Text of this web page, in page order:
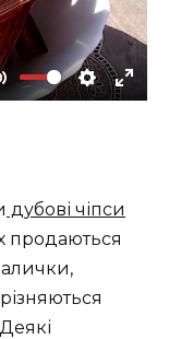
S
i
n
s
E
r
дубові чіпси
продаються